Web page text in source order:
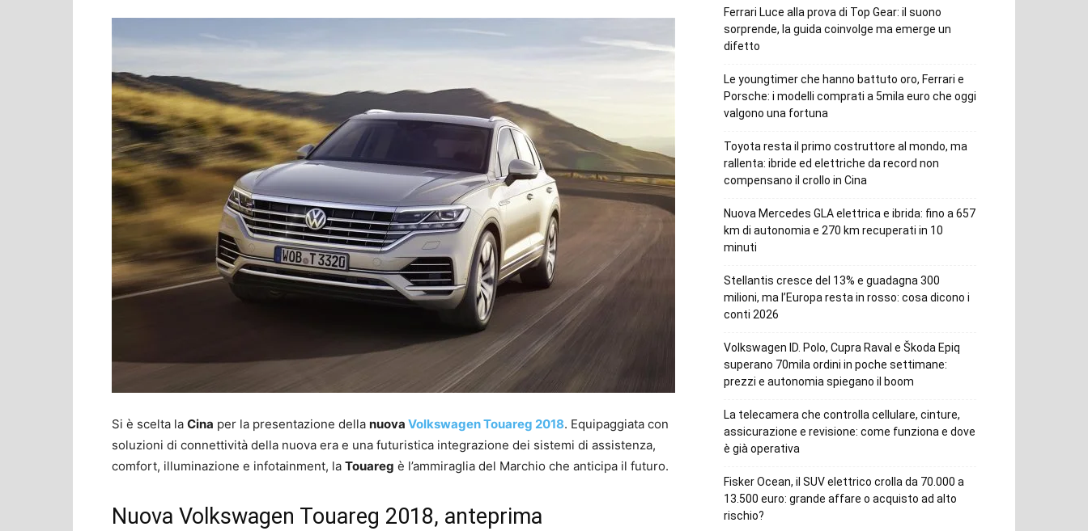
Si è scelta la Cina per la presentazione della nuova Volkswagen Touareg 2018. Equipaggiata con
soluzioni di connettività della nuova era e una futuristica integrazione dei sistemi di assistenza,
comfort, illuminazione e infotainment, la Touareg è l’ammiraglia del Marchio che anticipa il futuro.
Nuova Volkswagen Touareg 2018, anteprima
Ferrari Luce alla prova di Top Gear: il suono
sorprende, la guida coinvolge ma emerge un
difetto
Le youngtimer che hanno battuto oro, Ferrari e
Porsche: i modelli comprati a 5mila euro che oggi
valgono una fortuna
Toyota resta il primo costruttore al mondo, ma
rallenta: ibride ed elettriche da record non
compensano il crollo in Cina
Nuova Mercedes GLA elettrica e ibrida: fino a 657
km di autonomia e 270 km recuperati in 10
minuti
Stellantis cresce del 13% e guadagna 300
milioni, ma l’Europa resta in rosso: cosa dicono i
conti 2026
Volkswagen ID. Polo, Cupra Raval e Škoda Epiq
superano 70mila ordini in poche settimane:
prezzi e autonomia spiegano il boom
La telecamera che controlla cellulare, cinture,
assicurazione e revisione: come funziona e dove
è già operativa
Fisker Ocean, il SUV elettrico crolla da 70.000 a
13.500 euro: grande affare o acquisto ad alto
rischio?